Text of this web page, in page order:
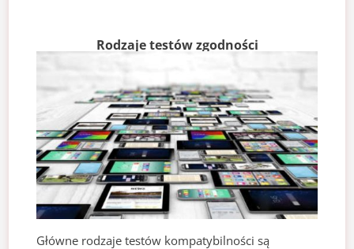
Rodzaje testów zgodności
Główne rodzaje testów kompatybilności są